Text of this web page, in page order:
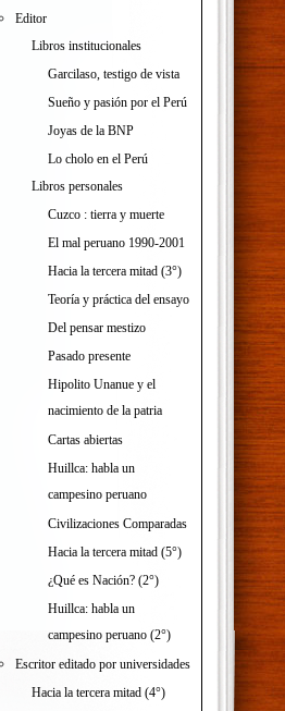
Editor
Libros institucionales
Garcilaso, testigo de vista
Sueño y pasión por el Perú
Joyas de la BNP
Lo cholo en el Perú
Libros personales
Cuzco : tierra y muerte
El mal peruano 1990-2001
Hacia la tercera mitad (3°)
Teoría y práctica del ensayo
Del pensar mestizo
Pasado presente
Hipolito Unanue y el
nacimiento de la patria
Cartas abiertas
Huillca: habla un
campesino peruano
Civilizaciones Comparadas
Hacia la tercera mitad (5°)
¿Qué es Nación? (2°)
Huillca: habla un
campesino peruano (2°)
Escritor editado por universidades
Hacia la tercera mitad (4°)